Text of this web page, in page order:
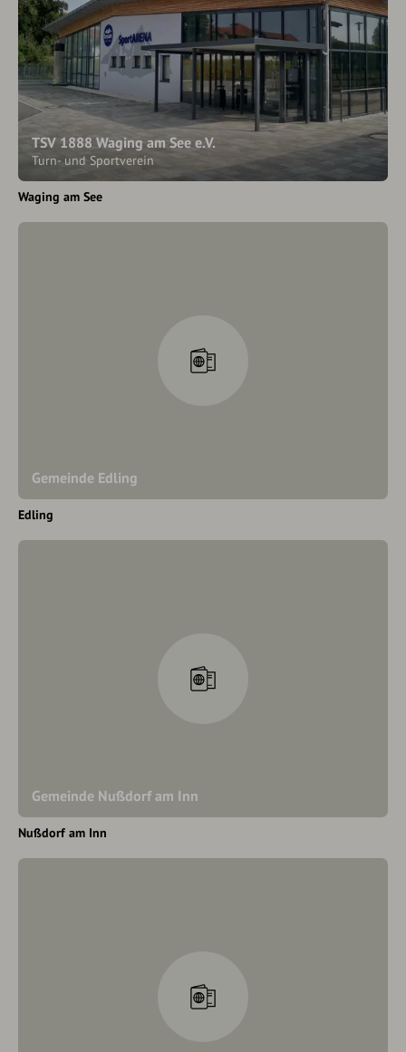
TSV 1888 Waging am See e.V.
Turn- und Sportverein
Waging am See
Gemeinde Edling
Edling
Gemeinde Nußdorf am Inn
Nußdorf am Inn